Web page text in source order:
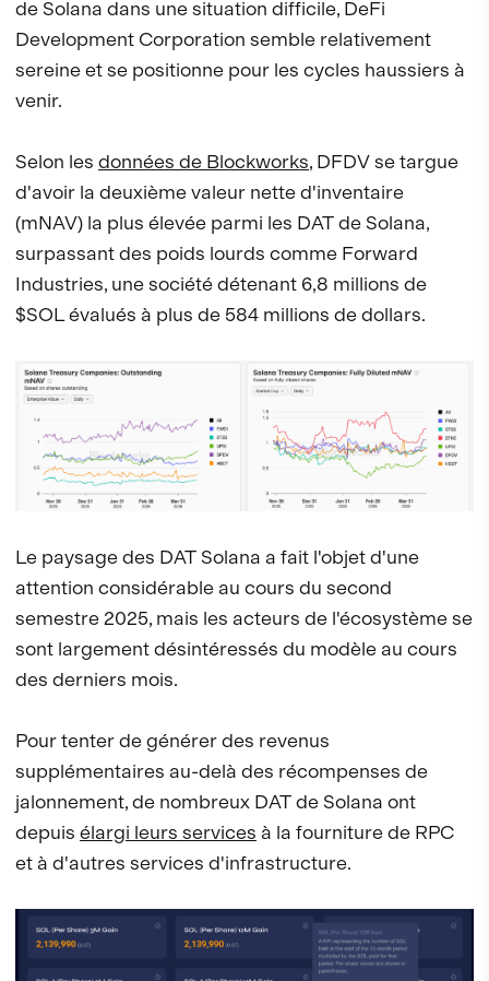
de Solana dans une situation difficile, DeFi
Development Corporation semble relativement
sereine et se positionne pour les cycles haussiers à
venir.
Selon les données de Blockworks, DFDV se targue
d'avoir la deuxième valeur nette d'inventaire
(mNAV) la plus élevée parmi les DAT de Solana,
surpassant des poids lourds comme Forward
Industries, une société détenant 6,8 millions de
$SOL évalués à plus de 584 millions de dollars.
Le paysage des DAT Solana a fait l'objet d'une
attention considérable au cours du second
semestre 2025, mais les acteurs de l'écosystème se
sont largement désintéressés du modèle au cours
des derniers mois.
Pour tenter de générer des revenus
supplémentaires au-delà des récompenses de
jalonnement, de nombreux DAT de Solana ont
depuis élargi leurs services à la fourniture de RPC
et à d'autres services d'infrastructure.